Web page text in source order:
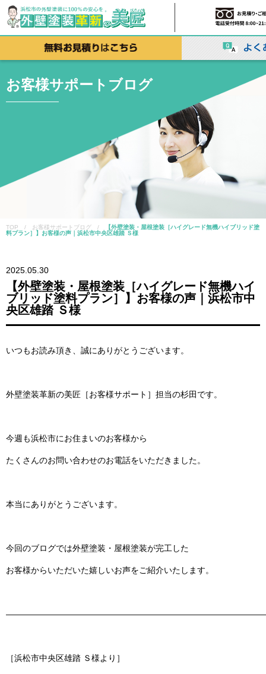
お客様サポートブログ
TOP / お客様サポートブログ /
【外壁塗装・屋根塗装［ハイグレード無機ハイブリッド塗
料プラン］】お客様の声｜浜松市中央区雄踏 Ｓ様
2025.05.30
【外壁塗装・屋根塗装［ハイグレード無機ハイ
ブリッド塗料プラン］】お客様の声｜浜松市中
央区雄踏 Ｓ様
いつもお読み頂き、誠にありがとうございます。
外壁塗装革新の美匠［お客様サポート］担当の杉田です。
今週も浜松市にお住まいのお客様から
たくさんのお問い合わせのお電話をいただきました。
本当にありがとうございます。
今回のブログでは外壁塗装・屋根塗装が完工した
お客様からいただいた嬉しいお声をご紹介いたします。
［浜松市中央区雄踏 Ｓ様より］